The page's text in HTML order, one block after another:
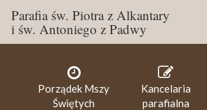
Parafia św. Piotra z Alkantary
i św. Antoniego z Padwy
Porządek Mszy
Świętych
Kancelaria
parafialna